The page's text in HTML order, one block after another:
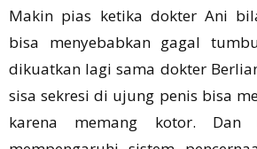
Makin pias ketika dokter Ani
bisa menyebabkan gagal
dikuatkan lagi sama dokter
sisa sekresi di ujung penis bisa
karena memang kotor.